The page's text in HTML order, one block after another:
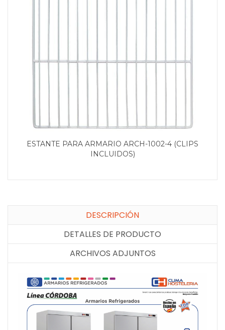
ESTANTE PARA ARMARIO ARCH-1002-4 (CLIPS
INCLUIDOS)
DESCRIPCIÓN
DETALLES DE PRODUCTO
ARCHIVOS ADJUNTOS